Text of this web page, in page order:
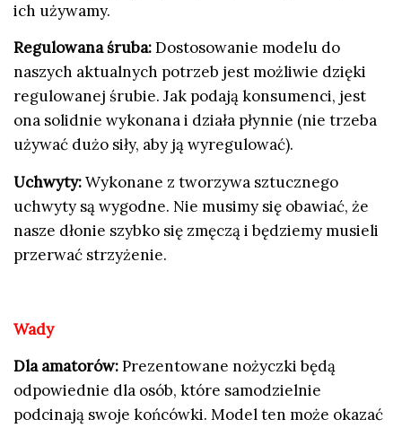
ich używamy.
Regulowana śruba:Dostosowanie modelu do
naszych aktualnych potrzeb jest możliwie dzięki
regulowanej śrubie. Jak podają konsumenci, jest
ona solidnie wykonana i działa płynnie (nie trzeba
używać dużo siły, aby ją wyregulować).
Uchwyty:Wykonane z tworzywa sztucznego
uchwyty są wygodne. Nie musimy się obawiać, że
nasze dłonie szybko się zmęczą i będziemy musieli
przerwać strzyżenie.
Wady
Dla amatorów:Prezentowane nożyczki będą
odpowiednie dla osób, które samodzielnie
podcinają swoje końcówki. Model ten może okazać